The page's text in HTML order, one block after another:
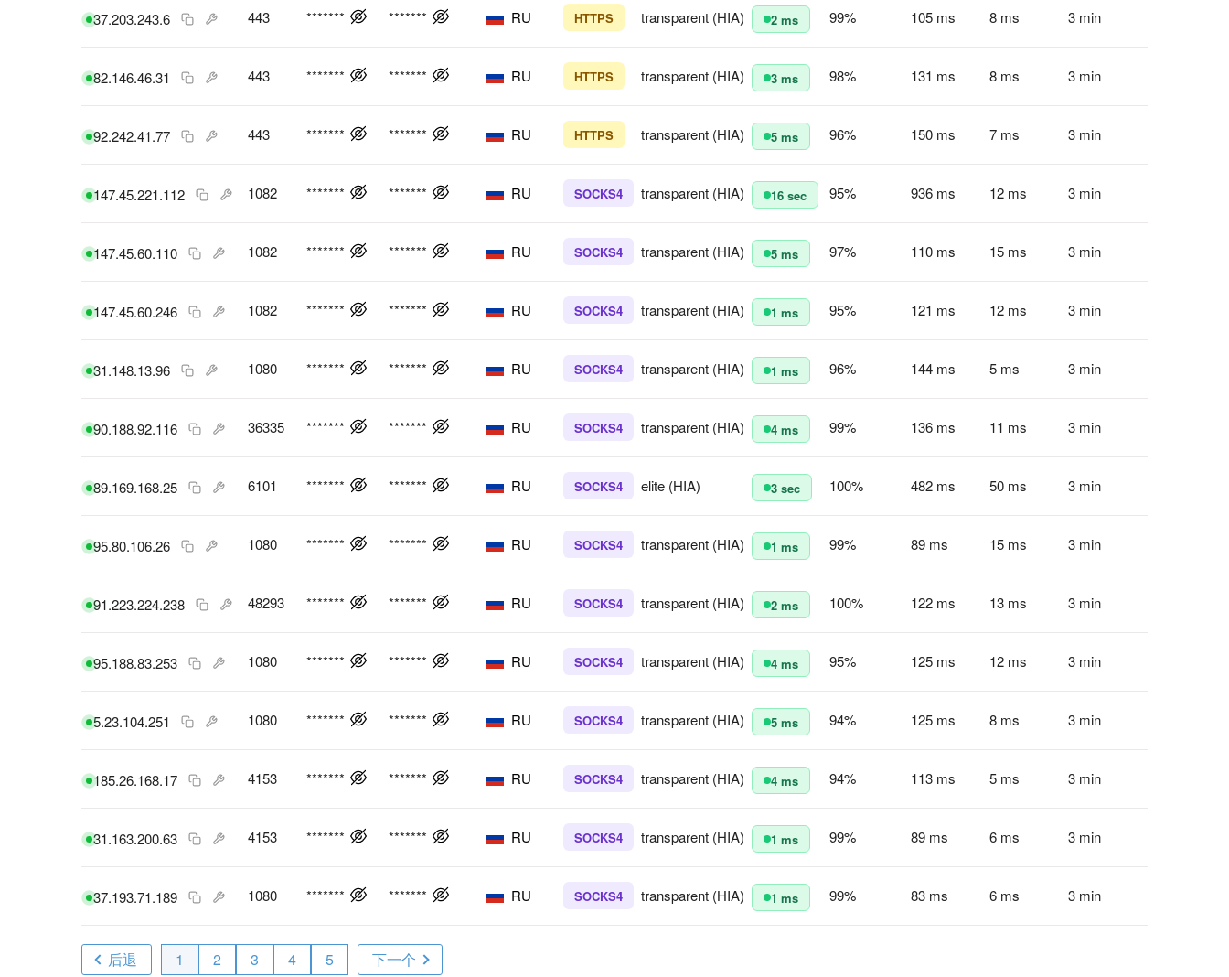
37.203.243.6 443 ******* ******* RU HTTPS transparent (HIA) 2 ms 99% 105 ms 8 ms 3 min
82.146.46.31 443 ******* ******* RU HTTPS transparent (HIA) 3 ms 98% 131 ms 8 ms 3 min
92.242.41.77 443 ******* ******* RU HTTPS transparent (HIA) 5 ms 96% 150 ms 7 ms 3 min
147.45.221.112 1082 ******* ******* RU SOCKS4 transparent (HIA) 16 sec 95% 936 ms 12 ms 3 min
147.45.60.110 1082 ******* ******* RU SOCKS4 transparent (HIA) 5 ms 97% 110 ms 15 ms 3 min
147.45.60.246 1082 ******* ******* RU SOCKS4 transparent (HIA) 1 ms 95% 121 ms 12 ms 3 min
31.148.13.96 1080 ******* ******* RU SOCKS4 transparent (HIA) 1 ms 96% 144 ms 5 ms 3 min
90.188.92.116 36335 ******* ******* RU SOCKS4 transparent (HIA) 4 ms 99% 136 ms 11 ms 3 min
89.169.168.25 6101 ******* ******* RU SOCKS4 elite (HIA) 3 sec 100% 482 ms 50 ms 3 min
95.80.106.26 1080 ******* ******* RU SOCKS4 transparent (HIA) 1 ms 99% 89 ms 15 ms 3 min
91.223.224.238 48293 ******* ******* RU SOCKS4 transparent (HIA) 2 ms 100% 122 ms 13 ms 3 min
95.188.83.253 1080 ******* ******* RU SOCKS4 transparent (HIA) 4 ms 95% 125 ms 12 ms 3 min
5.23.104.251 1080 ******* ******* RU SOCKS4 transparent (HIA) 5 ms 94% 125 ms 8 ms 3 min
185.26.168.17 4153 ******* ******* RU SOCKS4 transparent (HIA) 4 ms 94% 113 ms 5 ms 3 min
31.163.200.63 4153 ******* ******* RU SOCKS4 transparent (HIA) 1 ms 99% 89 ms 6 ms 3 min
37.193.71.189 1080 ******* ******* RU SOCKS4 transparent (HIA) 1 ms 99% 83 ms 6 ms 3 min
后退 1 2 3 4 5 下一个